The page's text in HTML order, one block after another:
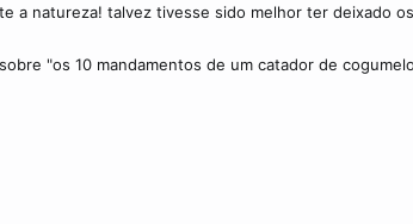
a natureza! talvez tivesse sido melhor ter deixado
"os 10 mandamentos de um catador de